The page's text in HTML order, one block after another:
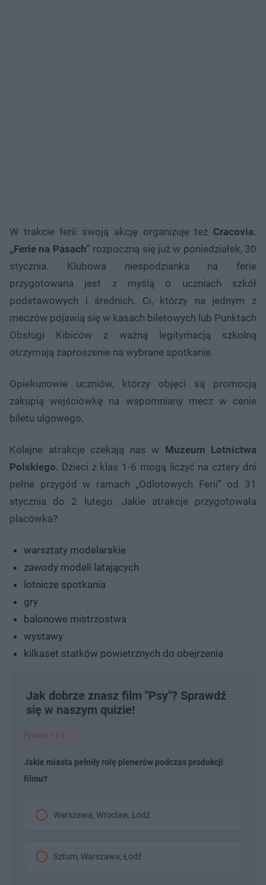
W trakcie ferii swoją akcję organizuje też Cracovia.
„Ferie na Pasach” rozpoczną się już w poniedziałek, 30
stycznia. Klubowa niespodzianka na ferie
przygotowana jest z myślą o uczniach szkół
podstawowych i średnich. Ci, którzy na jednym z
meczów pojawią się w kasach biletowych lub Punktach
Obsługi Kibiców z ważną legitymacją szkolną
otrzymają zaproszenie na wybrane spotkanie.
Opiekunowie uczniów, którzy objęci są promocją
zakupią wejściówkę na wspomniany mecz w cenie
biletu ulgowego.
Kolejne atrakcje czekają nas w Muzeum Lotnictwa
Polskiego. Dzieci z klas 1-6 mogą liczyć na cztery dni
pełne przygód w ramach „Odlotowych Ferii” od 31
stycznia do 2 lutego. Jakie atrakcje przygotowała
placówka?
warsztaty modelarskie
zawody modeli latających
lotnicze spotkania
gry
balonowe mistrzostwa
wystawy
kilkaset statków powietrznych do obejrzenia
Jak dobrze znasz film "Psy"? Sprawdź
się w naszym quizie!
Pytanie 1 z 8
Jakie miasta pełniły rolę plenerów podczas produkcji
filmu?
Warszawa, Wrocław, Łódź
Sztum, Warszawa, Łódź